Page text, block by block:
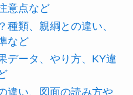
意点など
種類、親綱との違い、
など
データ、やり方、KY違
違い、図面の読み方や